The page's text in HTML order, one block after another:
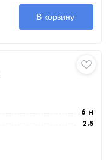
В корзину
6 м
2.5